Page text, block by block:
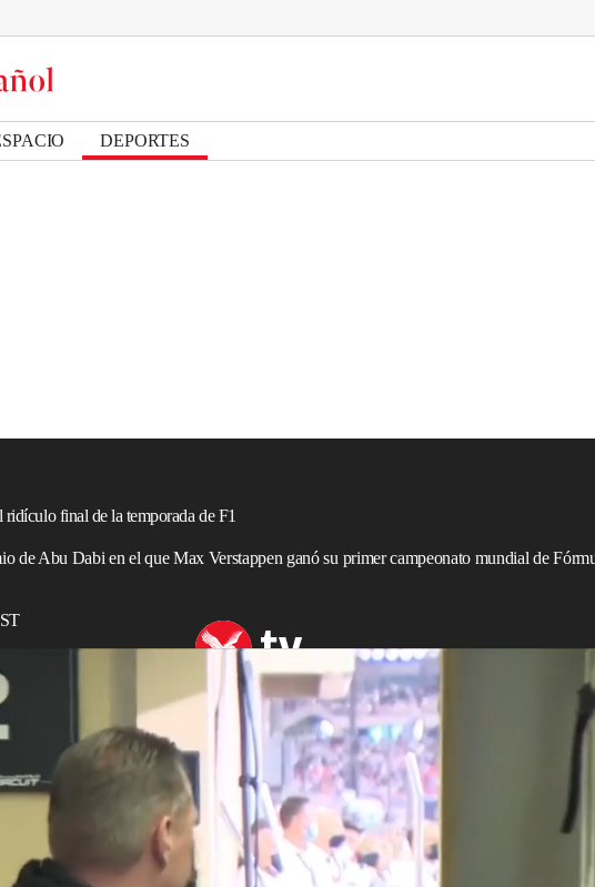
DEPORTES
final de la temporada de F1
de Abu Dabi en el que Max Verstappen ganó su primer campeonato mundial de
decidirse el título mundial de F1 en una dramática última vuelta
sentaron el domingo para ver el final de la carrera más
de este deporte, después de una temporada
rindieron al máximo de sus capacidades cada fin de
sido la primera carrera que ven en su vida, o al
la intensidad de la batalla entre dos hombres tan
Lewis Hamilton